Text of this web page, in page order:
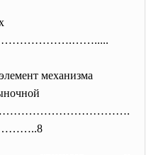
механизма